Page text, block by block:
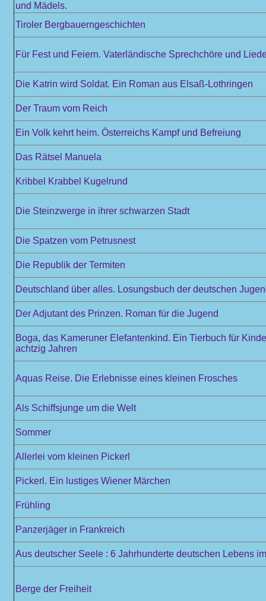
und Mädels.
Tiroler Bergbauerngeschichten
Für Fest und Feiern. Vaterländische Sprechchöre und
Die Katrin wird Soldat. Ein Roman aus Elsaß-Lothringen
Der Traum vom Reich
Ein Volk kehrt heim. Österreichs Kampf und Befreiung
Das Rätsel Manuela
Kribbel Krabbel Kugelrund
Die Steinzwerge in ihrer schwarzen Stadt
Die Spatzen vom Petrusnest
Die Republik der Termiten
Deutschland über alles. Losungsbuch der deutschen
Der Adjutant des Prinzen. Roman für die Jugend
Boga, das Kameruner Elefantenkind. Ein Tierbuch für
achtzig Jahren
Aquas Reise. Die Erlebnisse eines kleinen Frosches
Als Schiffsjunge um die Welt
Sommer
Allerlei vom kleinen Pickerl
Pickerl. Ein lustiges Wiener Märchen
Frühling
Panzerjäger in Frankreich
Aus deutscher Seele : 6 Jahrhunderte deutschen Lebens
Berge der Freiheit